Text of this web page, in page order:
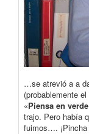
…se atrevió a a
(probablemente
«Piensa en verde
trajo. Pero había
fuimos….